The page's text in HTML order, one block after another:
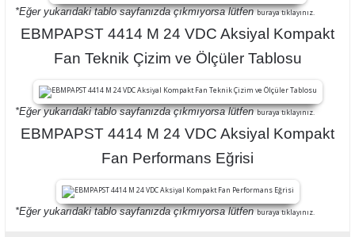
*Eğer yukarıdaki tablo sayfanızda çıkmıyorsa lütfenburaya tıklayınız.
EBMPAPST 4414 M 24 VDC Aksiyal Kompakt
Fan Teknik Çizim ve Ölçüler Tablosu
*Eğer yukarıdaki tablo sayfanızda çıkmıyorsa lütfenburaya tıklayınız.
EBMPAPST 4414 M 24 VDC Aksiyal Kompakt
Fan Performans Eğrisi
*Eğer yukarıdaki tablo sayfanızda çıkmıyorsa lütfenburaya tıklayınız.